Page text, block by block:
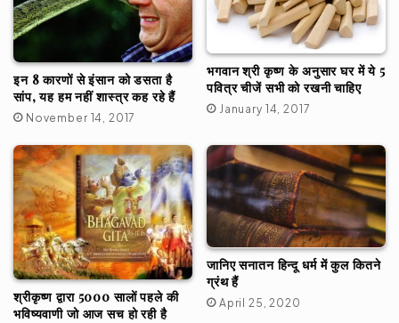
इन 8 कारणों से इंसान को डसता है
सांप, यह हम नहीं शास्त्र कह रहे हैं
November 14, 2017
भगवान श्री कृष्ण के अनुसार घर में ये 5
पवित्र चीजें सभी को रखनी चाहिए
January 14, 2017
श्रीकृष्ण द्वारा 5000 सालों पहले की
भविष्यवाणी जो आज सच हो रही है
जानिए सनातन हिन्दू धर्म में कुल कितने
ग्रंथ हैं
April 25, 2020